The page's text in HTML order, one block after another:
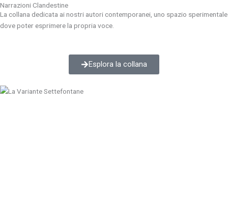
Narrazioni Clandestine
La collana dedicata ai nostri autori contemporanei, uno spazio sperimentale
dove poter esprimere la propria voce.
Esplora la collana